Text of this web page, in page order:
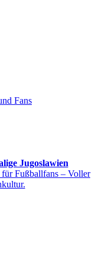
Fans
Jugoslawien
Fußballfans – Voller